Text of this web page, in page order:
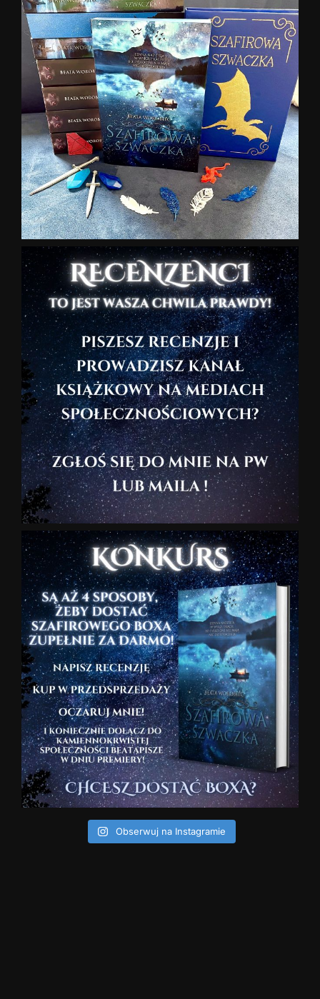
Obserwuj na Instagramie